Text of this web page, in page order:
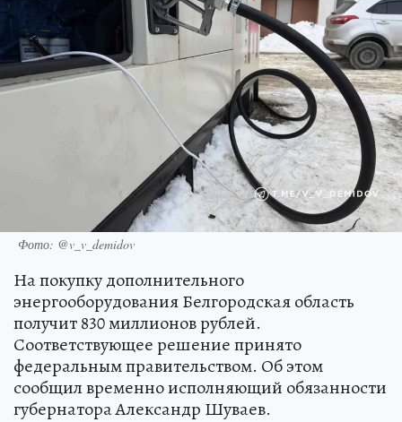
Фото: @v_v_demidov
На покупку дополнительного
энергооборудования Белгородская область
получит 830 миллионов рублей.
Соответствующее решение принято
федеральным правительством. Об этом
сообщил временно исполняющий обязанности
губернатора Александр Шуваев.